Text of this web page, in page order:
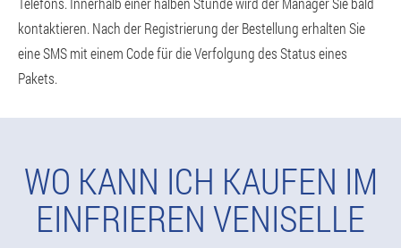
kontaktieren. Nach der Registrierung der Bestellung erhalten Sie
eine SMS mit einem Code für die Verfolgung des Status eines
Pakets.
WO KANN ICH KAUFEN IM
EINFRIEREN VENISELLE